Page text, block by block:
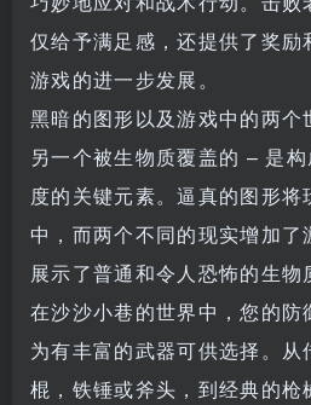
仅给予满足感，还提供了奖
游戏的进一步发展。
黑暗的图形以及游戏中的两个
另一个被生物质覆盖的 – 是
度的关键元素。逼真的图形将
中，而两个不同的现实增加了
展示了普通和令人恐怖的生物
在沙沙小巷的世界中，您的防
为有丰富的武器可供选择。
棍，铁锤或斧头，到经典的枪